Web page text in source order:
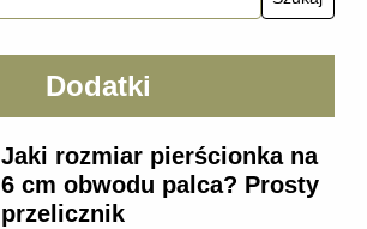
Dodatki
Jaki rozmiar pierścionka na
6 cm obwodu palca? Prosty
przelicznik